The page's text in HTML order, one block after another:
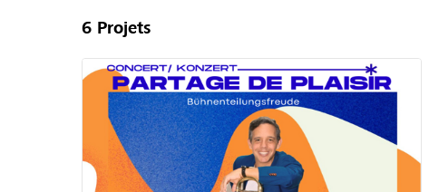
6 Projets